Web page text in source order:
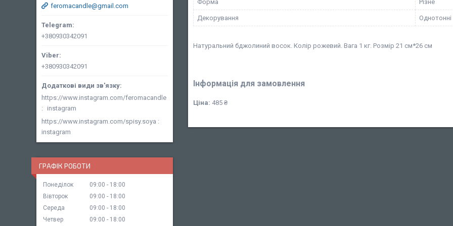
Форма Різне
Декорування Однотонні
Натуральний бджолиний восок. Колір рожевий. Вага 1 кг. Розмір 21 см*26 см
Інформація для замовлення
Ціна: 485 ₴
feromacandle@gmail.com
+380930342091
+380930342091
https://www.instagram.com/feromacandle
instagram
https://www.instagram.com/spisy.soya
instagram
ГРАФІК РОБОТИ
Понеділок 09:00
18:00
Вівторок
09:00
18:00
Середа
09:00
18:00
Четвер
09:00 18:00